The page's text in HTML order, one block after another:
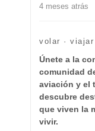
4 meses atrás
volar ·
Únete a la
comunidad
aviación y el
descubre
que viven la
vivir.